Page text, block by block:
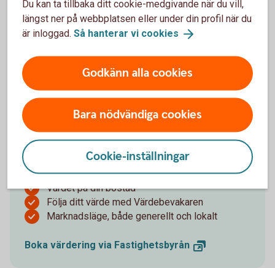
Värdera din bostad
Det finns flera skäl att hålla koll på värdet av din
bostad. Kanske planerar du att sälja, vill hålla dig
uppdaterad om värdet, eller behöver
värderingsinformation för lån. Vid ett möte med våra
mäklare kommer ni prata om:
Värdet på din bostad
Följa ditt värde med Värdebevakaren
Marknadsläge, både generellt och lokalt
Boka värdering via Fastighetsbyrån
Du kan ta tillbaka ditt cookie-medgivande när du vill,
längst ner på webbplatsen eller under din profil när du
är inloggad. Så hanterar vi cookies
Godkänn alla cookies
Bara nödvändiga cookies
Cookie-inställningar